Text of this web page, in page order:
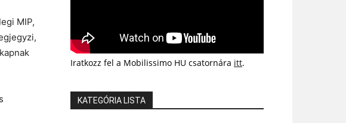
MIP,
Iratkozz fel a Mobilissimo HU csatornára itt.
KATEGÓRIA LISTA